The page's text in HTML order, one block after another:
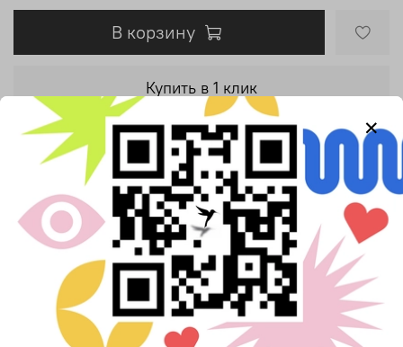
В корзину
Купить в 1 клик
Добавить в сравнение
Описание
Яркий браслет из гематита в розовом и голубом
оттенках. Вставки из шпинели разделяют бусины и дают
браслету гибкость.
Оба блестят на солнце так, что невозможно пройти
мимо и остаться равнодушным. Камень природный.